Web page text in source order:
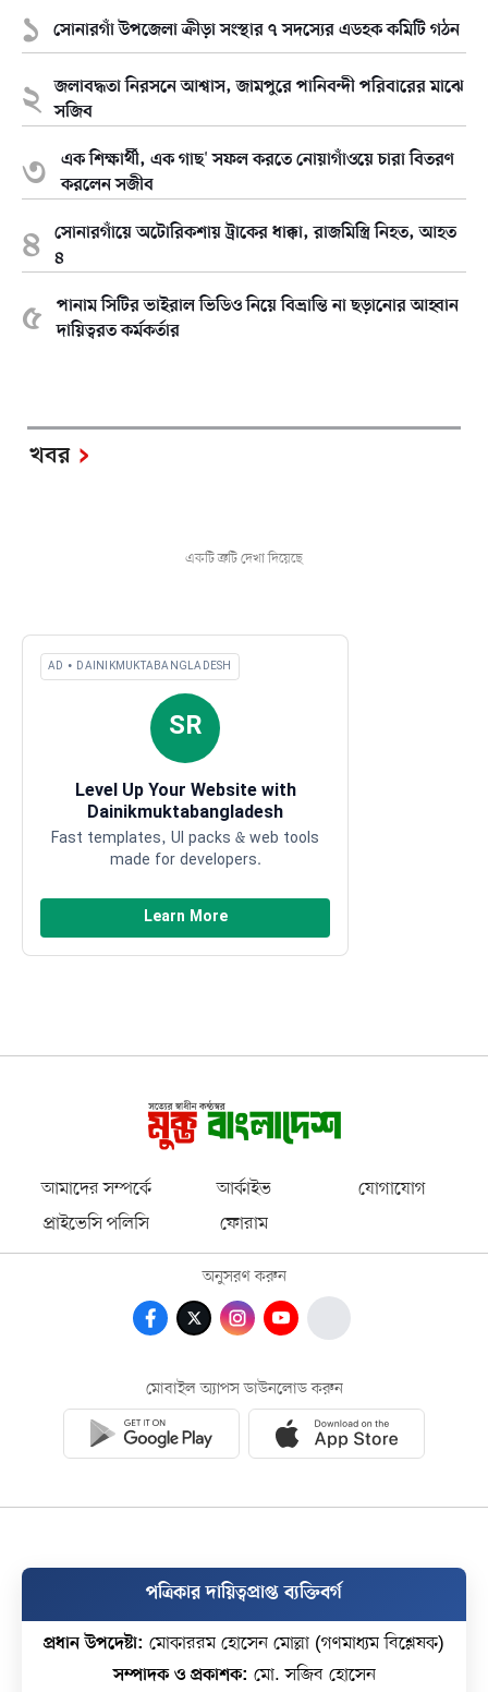
সোনারগাঁ উপজেলা ক্রীড়া সংস্থার ৭ সদস্যের এডহক কমিটি গঠন
জলাবদ্ধতা নিরসনে আশ্বাস, জামপুরে পানিবন্দী পরিবারের মাঝে
সজিব
এক শিক্ষার্থী, এক গাছ' সফল করতে নোয়াগাঁওয়ে চারা বিতরণ
করলেন সজীব
সোনারগাঁয়ে অটোরিকশায় ট্রাকের ধাক্কা, রাজমিস্ত্রি নিহত, আহত
৪
পানাম সিটির ভাইরাল ভিডিও নিয়ে বিভ্রান্তি না ছড়ানোর আহ্বান
দায়িত্বরত কর্মকর্তার
খবর
একটি ত্রুটি দেখা দিয়েছে
AD • DAINIKMUKTABANGLADESH
SR
Level Up Your Website with
Dainikmuktabangladesh
Fast templates, UI packs & web tools
made for developers.
Learn More
আমাদের সম্পর্কে আর্কাইভ
যোগাযোগ
প্রাইভেসি পলিসি
ফোরাম
অনুসরণ করুন
মোবাইল অ্যাপস ডাউনলোড করুন
পত্রিকার দায়িত্বপ্রাপ্ত ব্যক্তিবর্গ
প্রধান উপদেষ্টা: মোকাররম হোসেন মোল্লা (গণমাধ্যম বিশ্লেষক)
সম্পাদক ও প্রকাশক: মো. সজিব হোসেন